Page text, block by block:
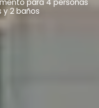
para 4 personas
y 2 baños